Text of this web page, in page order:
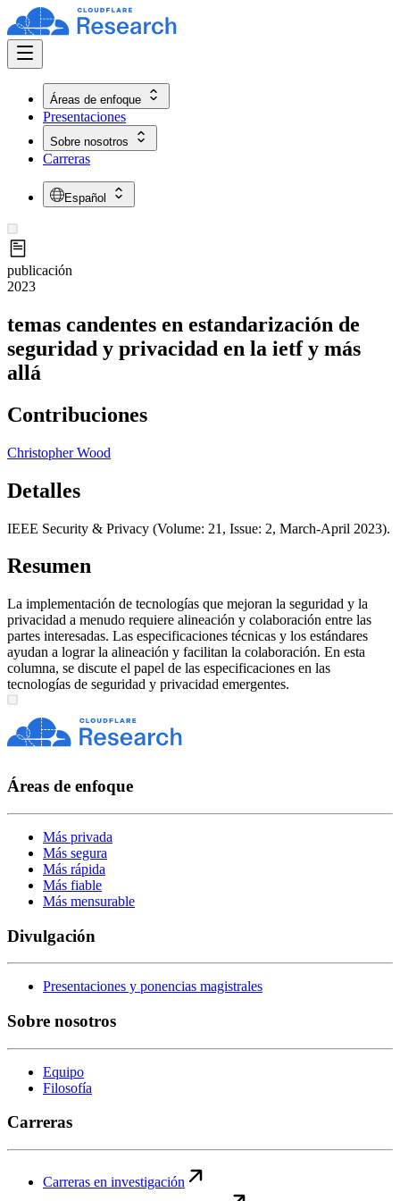
Áreas de enfoque
Presentaciones
Sobre nosotros
Carreras
Español
publicación
2023
temas candentes en estandarización de
seguridad y privacidad en la ietf y más
allá
Contribuciones
Christopher Wood
Detalles
IEEE Security & Privacy (Volume: 21, Issue: 2, March-April 2023).
Resumen
La implementación de tecnologías que mejoran la seguridad y la
privacidad a menudo requiere alineación y colaboración entre las
partes interesadas. Las especificaciones técnicas y los estándares
ayudan a lograr la alineación y facilitan la colaboración. En esta
columna, se discute el papel de las especificaciones en las
tecnologías de seguridad y privacidad emergentes.
Áreas de enfoque
Más privada
Más segura
Más rápida
Más fiable
Más mensurable
Divulgación
Presentaciones y ponencias magistrales
Sobre nosotros
Equipo
Filosofía
Carreras
Carreras en investigación